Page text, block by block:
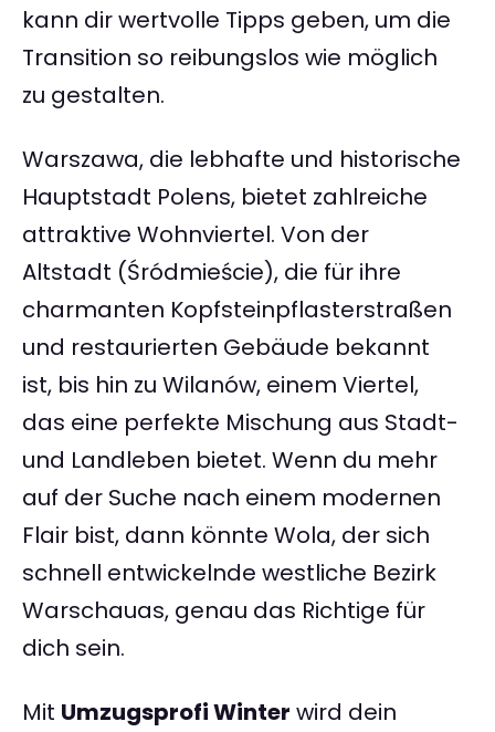
kann dir wertvolle Tipps geben, um die
Transition so reibungslos wie möglich
zu gestalten.
Warszawa, die lebhafte und historische
Hauptstadt Polens, bietet zahlreiche
attraktive Wohnviertel. Von der
Altstadt (Śródmieście), die für ihre
charmanten Kopfsteinpflasterstraßen
und restaurierten Gebäude bekannt
ist, bis hin zu Wilanów, einem Viertel,
das eine perfekte Mischung aus Stadt-
und Landleben bietet. Wenn du mehr
auf der Suche nach einem modernen
Flair bist, dann könnte Wola, der sich
schnell entwickelnde westliche Bezirk
Warschauas, genau das Richtige für
dich sein.
Mit Umzugsprofi Winter wird dein